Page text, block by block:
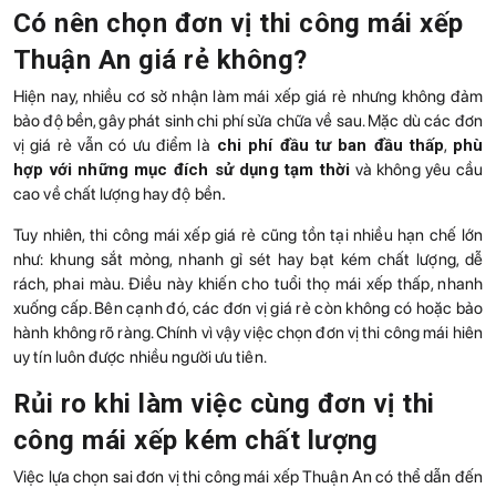
Có nên chọn đơn vị thi công mái xếp
Thuận An giá rẻ không?
Hiện nay, nhiều cơ sở nhận làm mái xếp giá rẻ nhưng không đảm
bảo độ bền, gây phát sinh chi phí sửa chữa về sau. Mặc dù các đơn
vị giá rẻ vẫn có ưu điểm là chi phí đầu tư ban đầu thấp, phù
hợp với những mục đích sử dụng tạm thời và không yêu cầu
cao về chất lượng hay độ bền.
Tuy nhiên, thi công mái xếp giá rẻ cũng tồn tại nhiều hạn chế lớn
như: khung sắt mỏng, nhanh gỉ sét hay bạt kém chất lượng, dễ
rách, phai màu. Điều này khiến cho tuổi thọ mái xếp thấp, nhanh
xuống cấp. Bên cạnh đó, các đơn vị giá rẻ còn không có hoặc bảo
hành không rõ ràng. Chính vì vậy việc chọn đơn vị thi công mái hiên
uy tín luôn được nhiều người ưu tiên.
Rủi ro khi làm việc cùng đơn vị thi
công mái xếp kém chất lượng
Việc lựa chọn sai đơn vị thi công mái xếp Thuận An có thể dẫn đến